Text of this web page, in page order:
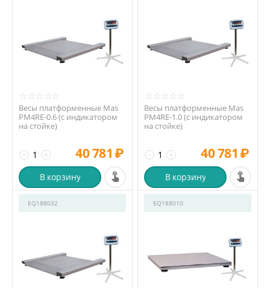
Весы платформенные Mas
PM4RE-0.6 (с индикатором
на стойке)
+
− 40 781 ₽
В корзину
Весы платформенные Mas
PM4RE-1.0 (с индикатором
на стойке)
+
− 40 781 ₽
В корзину
EQ188032 EQ188010